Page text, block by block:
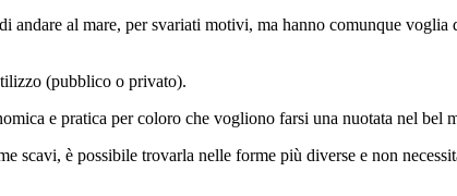
andare al mare, per svariati motivi, ma hanno comunque
(pubblico o privato).
e pratica per coloro che vogliono farsi una nuotata nel bel
è possibile trovarla nelle forme più diverse e non